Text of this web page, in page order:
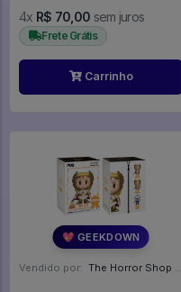
4x R$ 70,00 sem juros
Frete Grátis
Carrinho
💖 GEEKDOWN
Vendido por: The Horror Shop - Colecionáveis - MG